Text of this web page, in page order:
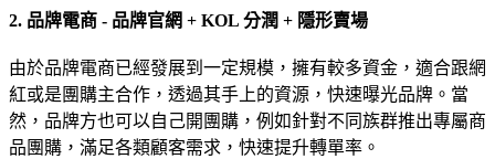
2. 品牌電商 - 品牌官網 + KOL 分潤 + 隱形賣場
由於品牌電商已經發展到一定規模，擁有較多資金，適合跟網
紅或是團購主合作，透過其手上的資源，快速曝光品牌。當
然，品牌方也可以自己開團購，例如針對不同族群推出專屬商
品團購，滿足各類顧客需求，快速提升轉單率。